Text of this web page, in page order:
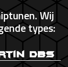
Wij
types:
DBS